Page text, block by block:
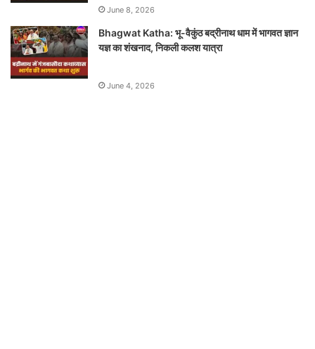
June 8, 2026
Bhagwat Katha: भू-वैकुंठ बद्रीनाथ धाम में भागवत ज्ञान
यज्ञ का शंखनाद, निकली कलश यात्रा
June 4, 2026